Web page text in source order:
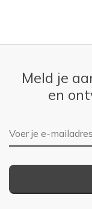
Meld je
en
E-mailadres